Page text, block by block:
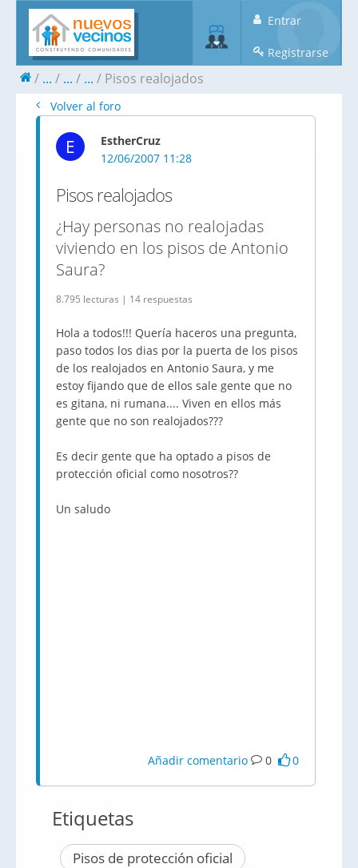
Entrar
Registrarse
... ... ... Pisos realojados
Volver al foro
E
EstherCruz
12/06/2007 11:28
Pisos realojados
¿Hay personas no realojadas
viviendo en los pisos de Antonio
Saura?
8.795 lecturas | 14 respuestas
Hola a todos!!! Quería haceros una pregunta,
paso todos los dias por la puerta de los pisos
de los realojados en Antonio Saura, y me
estoy fijando que de ellos sale gente que no
es gitana, ni rumana.... Viven en ellos más
gente que no son realojados???
Es decir gente que ha optado a pisos de
protección oficial como nosotros??
Un saludo
Añadir comentario 0 0
Etiquetas
Pisos de protección oficial